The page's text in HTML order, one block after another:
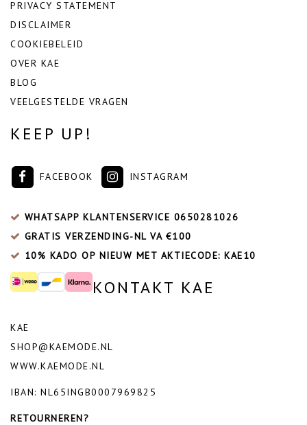
PRIVACY STATEMENT
DISCLAIMER
COOKIEBELEID
OVER KAE
BLOG
VEELGESTELDE VRAGEN
KEEP UP!
FACEBOOK INSTAGRAM
WHATSAPP KLANTENSERVICE 0650281026
GRATIS VERZENDING-NL VA €100
10% KADO OP NIEUW MET AKTIECODE: KAE10
KONTAKT KAE
KAE
SHOP@KAEMODE.NL
WWW.KAEMODE.NL
IBAN: NL65INGB0007969825
RETOURNEREN?